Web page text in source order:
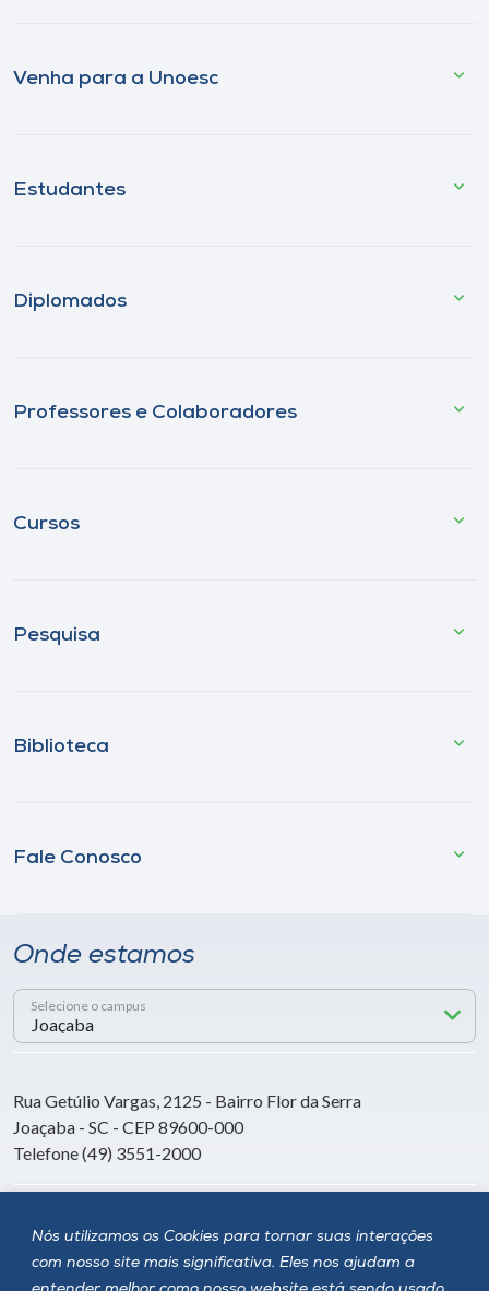
Nós utilizamos os Cookies para tornar suas interações
com nosso site mais significativa. Eles nos ajudam a
Venha para a Unoesc
Estudantes
Diplomados
Professores e Colaboradores
Cursos
Pesquisa
Biblioteca
Fale Conosco
Onde estamos
Selecione o campus
Rua Getúlio Vargas, 2125 - Bairro Flor da Serra
Joaçaba - SC - CEP 89600-000
Telefone (49) 3551-2000
Siga a Unoesc